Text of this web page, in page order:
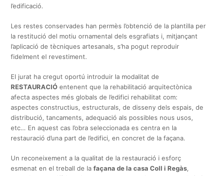
l’edificació.
Les restes conservades han permès l’obtenció de la plantilla per
la restitució del motiu ornamental dels esgrafiats i, mitjançant
l’aplicació de tècniques artesanals, s’ha pogut reproduir
fidelment el revestiment.
El jurat ha cregut oportú introduir la modalitat de
RESTAURACIÓ entenent que la rehabilitació arquitectònica
afecta aspectes més globals de l’edifici rehabilitat com:
aspectes constructius, estructurals, de disseny dels espais, de
distribució, tancaments, adequació als possibles nous usos,
etc… En aquest cas l’obra seleccionada es centra en la
restauració d’una part de l’edifici, en concret de la façana.
Un reconeixement a la qualitat de la restauració i esforç
esmenat en el treball de lafaçana de la casa Coll i Regàs,